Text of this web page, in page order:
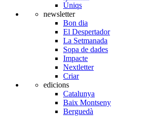
Úniqs
newsletter
Bon dia
El Despertador
La Setmanada
Sopa de dades
Impacte
Nextletter
Criar
edicions
Catalunya
Baix Montseny
Berguedà